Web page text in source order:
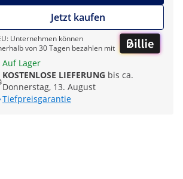
Jetzt kaufen
Unternehmen können
von 30 Tagen bezahlen mit
Auf Lager
KOSTENLOSE LIEFERUNG bis ca.
Donnerstag, 13. August
Tiefpreisgarantie